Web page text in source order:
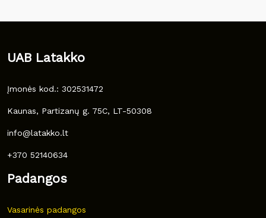
UAB Latakko
Įmonės kod.: 302531472
Kaunas, Partizanų g. 75C, LT-50308
info@latakko.lt
+370 52140634
Padangos
Vasarinės padangos